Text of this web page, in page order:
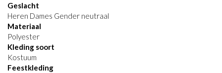
Geslacht
Heren Dames Gender neutraal
Materiaal
Polyester
Kleding soort
Kostuum
Feestkleding